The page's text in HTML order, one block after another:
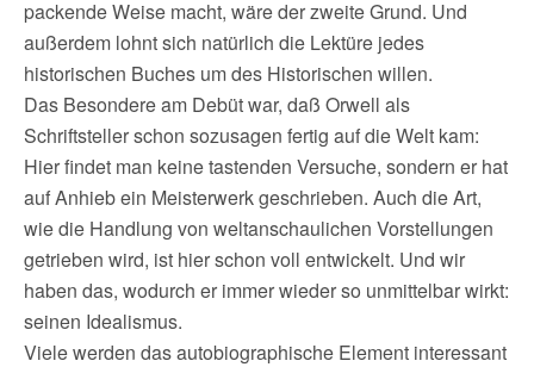
packende Weise macht, wäre der zweite Grund. Und
außerdem lohnt sich natürlich die Lektüre jedes
historischen Buches um des Historischen willen.
Das Besondere am Debüt war, daß Orwell als
Schriftsteller schon sozusagen fertig auf die Welt kam:
Hier findet man keine tastenden Versuche, sondern er hat
auf Anhieb ein Meisterwerk geschrieben. Auch die Art,
wie die Handlung von weltanschaulichen Vorstellungen
getrieben wird, ist hier schon voll entwickelt. Und wir
haben das, wodurch er immer wieder so unmittelbar wirkt:
seinen Idealismus.
Viele werden das autobiographische Element interessant